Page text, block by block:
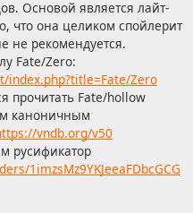
Основой является лайт-
что она целиком спойлерит
не рекомендуется.
Fate/Zero:
index.php?title=Fate/Zero
прочитать Fate/hollow
каноничным
vndb.org/v50
русификатор
1imzsMz9YKJeeaFDbcGCG